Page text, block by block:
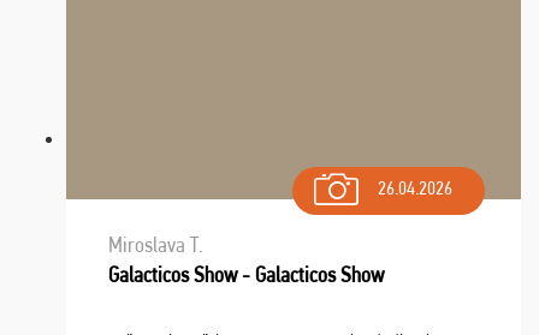
26.04.2026
Miroslava T.
Galacticos Show - Galacticos Show